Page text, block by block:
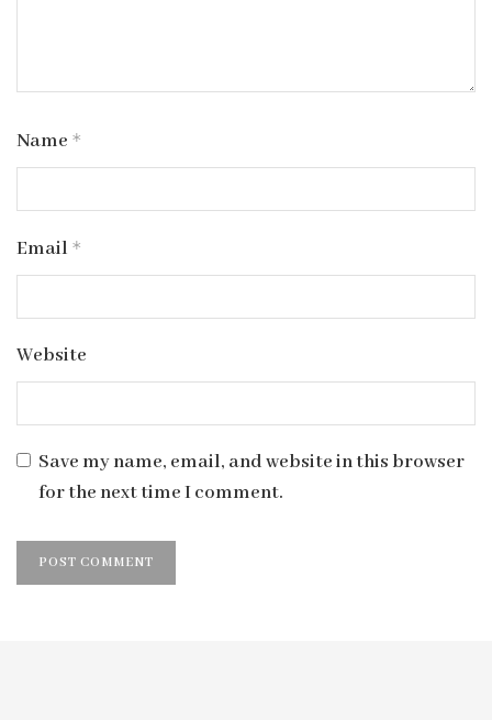
Name *
Email *
Website
Save my name, email, and website in this browser
for the next time I comment.